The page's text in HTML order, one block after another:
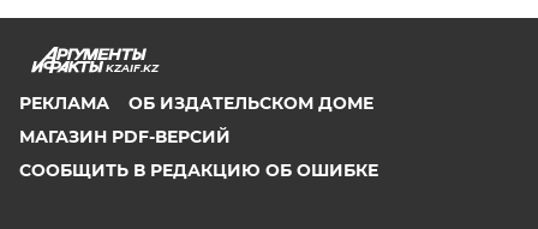
KZAIF.KZ
РЕКЛАМА
ОБ ИЗДАТЕЛЬСКОМ ДОМЕ
МАГАЗИН PDF-ВЕРСИЙ
СООБЩИТЬ В РЕДАКЦИЮ ОБ ОШИБКЕ